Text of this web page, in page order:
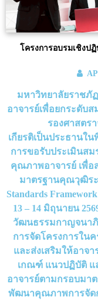
โครงการอบรมเชิงป
มหาวิทยาลัยราช
อาจารย์เพื่อยกระดับ
รองศาสตราจา
เกียรติเป็นประธานใ
การขอรับประเมินส
คุณภาพอาจารย์ เพื่อ
มาตรฐานคุณวุฒิระ
Standards
13 – 14 มิถุนายน
วัฒนธรรมกาญจนา
การจัดโครงการใน
และส่งเสริมให้อาจ
เกณฑ์ แนวปฏิบัติ แ
อาจารย์ตามกรอบมา
พัฒนาคุณภาพการจัดก